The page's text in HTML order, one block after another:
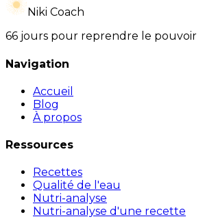
Niki Coach
66 jours pour reprendre le pouvoir
Navigation
Accueil
Blog
À propos
Ressources
Recettes
Qualité de l'eau
Nutri-analyse
Nutri-analyse d'une recette